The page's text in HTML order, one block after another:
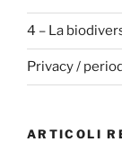
4 – La
Privacy /
ARTICOLI